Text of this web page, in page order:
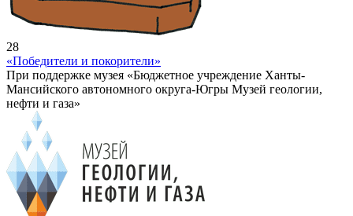
28
«Победители и покорители»
При поддержке музея «Бюджетное учреждение Ханты-
Мансийского автономного округа-Югры Музей геологии,
нефти и газа»